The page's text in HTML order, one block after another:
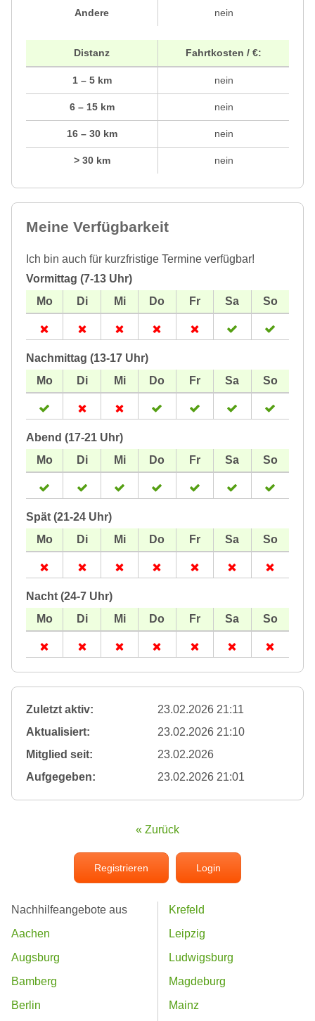
Andere nein
Distanz
1 – 5 km
6 – 15 km
16 – 30 km
> 30 km
Fahrtkosten / €:
nein
nein
nein
nein
Meine Verfügbarkeit
Ich bin auch für kurzfristige Termine verfügbar!
Vormittag (7-13 Uhr)
Nachmittag (13-17 Uhr)
Abend (17-21 Uhr)
Spät (21-24 Uhr)
Nacht (24-7 Uhr)
Zuletzt aktiv:
23.02.2026 21:11
Aktualisiert:
23.02.2026 21:10
Mitglied seit:
23.02.2026
Aufgegeben:
23.02.2026 21:01
« Zurück
Registrieren Login
Nachhilfeangebote aus
Aachen
Augsburg
Bamberg
Berlin
Krefeld
Leipzig
Ludwigsburg
Magdeburg
Mainz